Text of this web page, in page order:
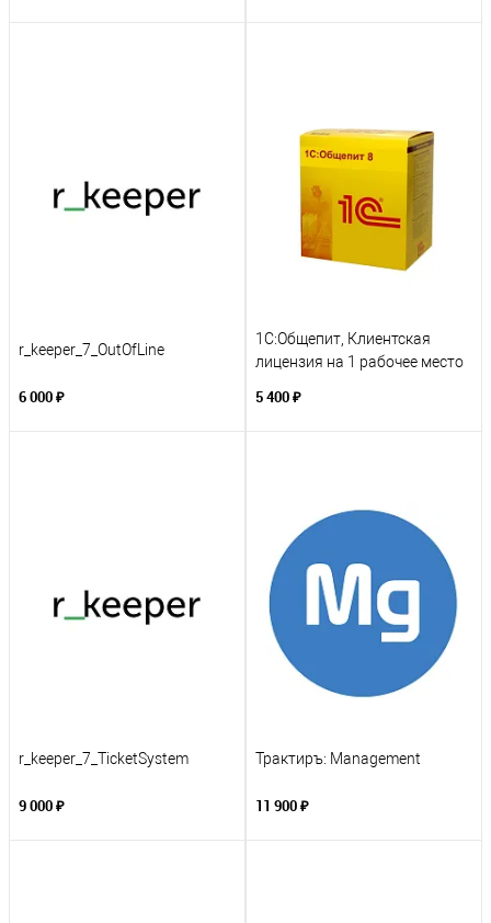
r_keeper_7_OutOfLine
6 000 ₽
1С:Общепит, Клиентская
лицензия на 1 рабочее место
5 400 ₽
r_keeper_7_TicketSystem
9 000 ₽
Трактиръ: Management
11 900 ₽